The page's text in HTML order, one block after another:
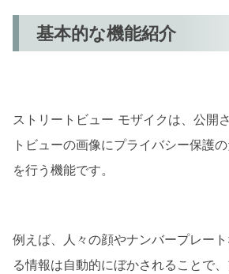
モザイク機能を最大限に活用す
モザイクの設定とカスタマ
モザイクの誤解と真実
よくあるトラブルと対処法
基本的な機能紹介
ストリートビュー モザイクは、公開
トビューの画像にプライバシー保護
を行う機能です。
例えば、人々の顔やナンバープレー
る情報は自動的にぼかされることで